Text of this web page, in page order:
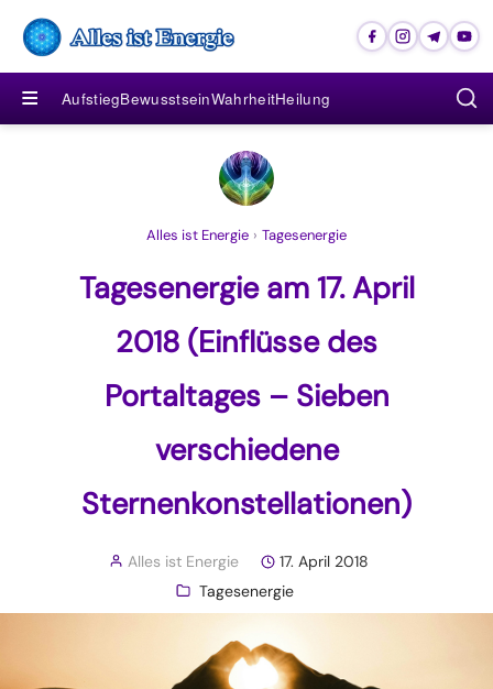
≡ AufstiegBewusstseinWahrheitHeilung
Alles ist Energie › Tagesenergie
Tagesenergie am 17. April
2018 (Einflüsse des
Portaltages – Sieben
verschiedene
Sternenkonstellationen)
Alles ist Energie
17. April 2018
Tagesenergie